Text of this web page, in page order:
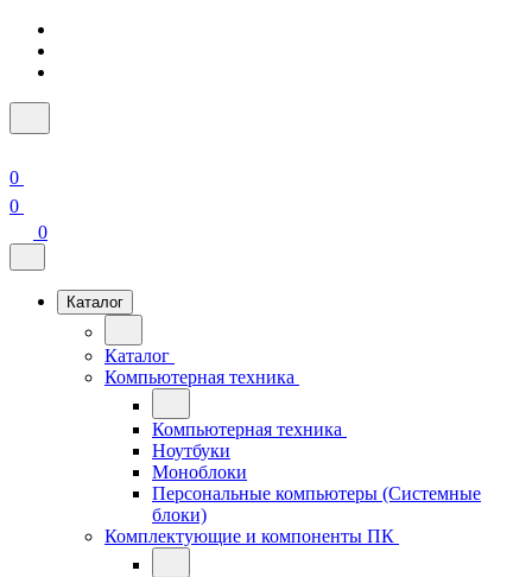
0
0
0
Каталог
Каталог
Компьютерная техника
Компьютерная техника
Ноутбуки
Моноблоки
Персональные компьютеры (Системные
блоки)
Комплектующие и компоненты ПК